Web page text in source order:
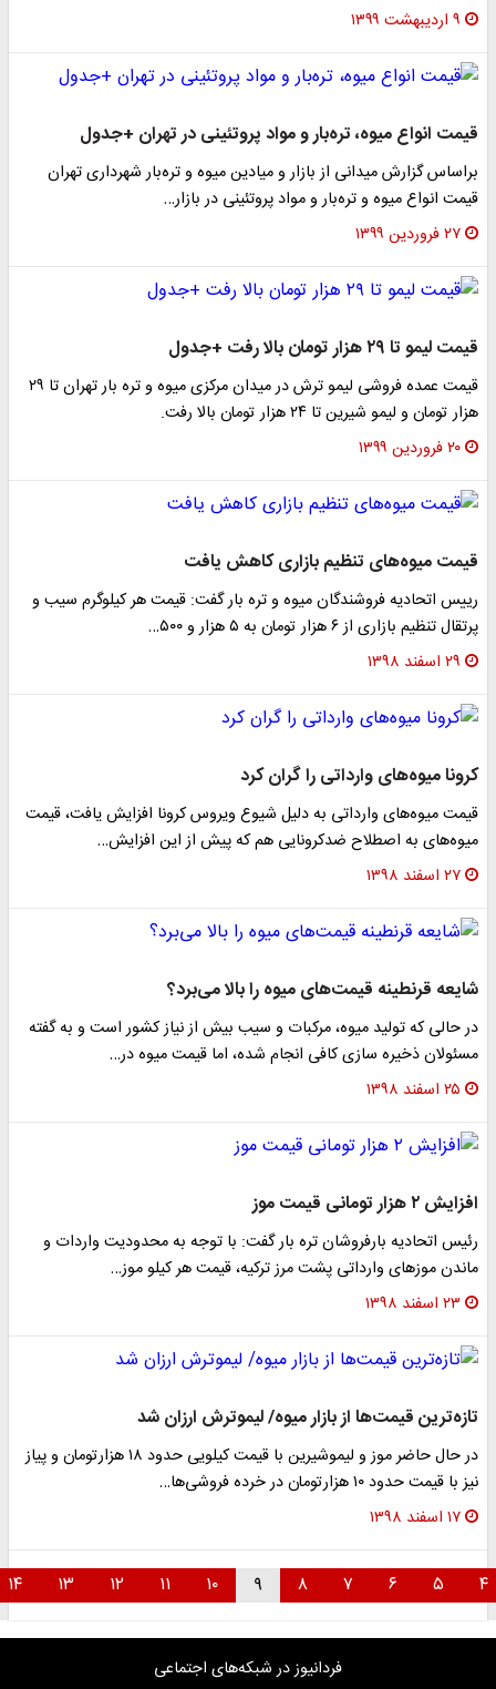
۹ اردیبهشت ۱۳۹۹
قیمت انواع میوه، تره‌بار ‌و مواد پروتئینی در تهران +جدول
براساس گزارش میدانی از بازار و میادین میوه و تره‌بار شهرداری تهران
قیمت انواع میوه و تره‌بار و مواد پروتئینی در بازار…
۲۷ فروردین ۱۳۹۹
قیمت لیمو تا ۲۹ هزار تومان بالا رفت +جدول
قیمت عمده فروشی لیمو ترش در میدان مرکزی میوه و تره بار تهران تا ۲۹
هزار تومان و لیمو شیرین تا ۲۴ هزار تومان بالا رفت.
۲۰ فروردین ۱۳۹۹
قیمت میوه‌های تنظیم بازاری کاهش یافت
رییس اتحادیه فروشندگان میوه و تره بار گفت: قیمت هر کیلوگرم سیب و
پرتقال تنظیم بازاری از ۶ هزار تومان به ۵ هزار و ۵۰۰…
۲۹ اسفند ۱۳۹۸
کرونا میوه‌های وارداتی را گران کرد
قیمت میوه‌های وارداتی به دلیل شیوع ویروس کرونا افزایش یافت، قیمت
میوه‌های به اصطلاح ضدکرونایی هم که پیش از این افزایش…
۲۷ اسفند ۱۳۹۸
شایعه قرنطینه قیمت‌های میوه را بالا می‌برد؟
در حالی که تولید میوه، مرکبات و سیب بیش از نیاز کشور است و به گفته
مسئولان ذخیره سازی کافی انجام شده، اما قیمت میوه در…
۲۵ اسفند ۱۳۹۸
افزایش ۲ هزار تومانی قیمت موز
رئیس اتحادیه بارفروشان تره بار گفت: با توجه به محدودیت واردات و
ماندن موز‌های وارداتی پشت مرز ترکیه، قیمت هر کیلو موز…
۲۳ اسفند ۱۳۹۸
تازه‌ترین قیمت‌ها از بازار میوه/ لیموترش ارزان شد
در حال حاضر موز و لیموشیرین با قیمت کیلویی حدود ۱۸ هزارتومان و پیاز
نیز با قیمت حدود ۱۰ هزارتومان در خرده فروشی‌ها…
۱۷ اسفند ۱۳۹۸
۱۰ ۱۲ ۱۳ ۱۴
فردانیوز در شبکه‌های اجتماعی